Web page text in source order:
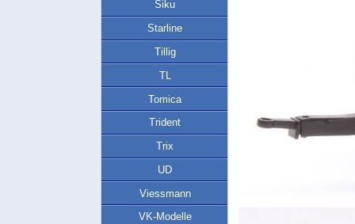
Siku
Starline
Tillig
TL
Tomica
Trident
Trix
UD
Viessmann
VK-Modelle